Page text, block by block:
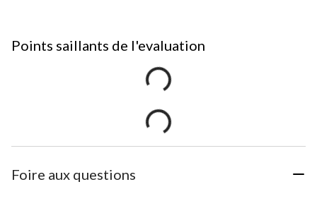
Points saillants de l'evaluation
Foire aux questions